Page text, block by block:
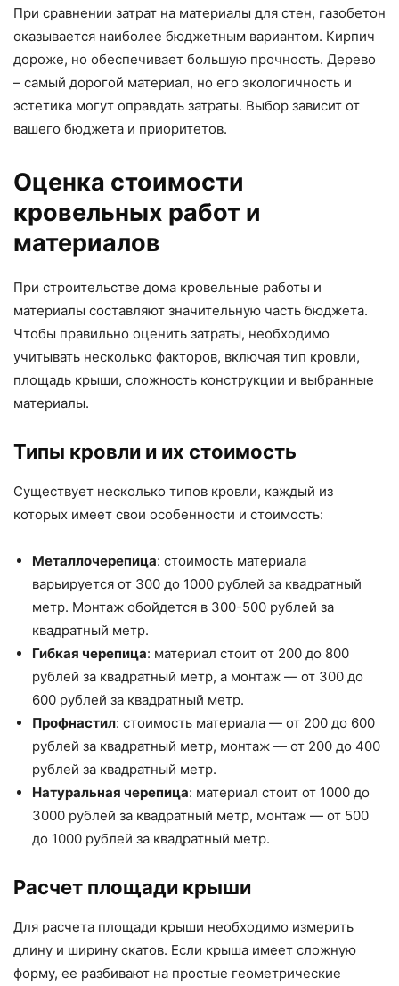
При сравнении затрат на материалы для стен, газобетон
оказывается наиболее бюджетным вариантом. Кирпич
дороже, но обеспечивает большую прочность. Дерево
– самый дорогой материал, но его экологичность и
эстетика могут оправдать затраты. Выбор зависит от
вашего бюджета и приоритетов.
Оценка стоимости
кровельных работ и
материалов
При строительстве дома кровельные работы и
материалы составляют значительную часть бюджета.
Чтобы правильно оценить затраты, необходимо
учитывать несколько факторов, включая тип кровли,
площадь крыши, сложность конструкции и выбранные
материалы.
Типы кровли и их стоимость
Существует несколько типов кровли, каждый из
которых имеет свои особенности и стоимость:
Металлочерепица: стоимость материала
варьируется от 300 до 1000 рублей за квадратный
метр. Монтаж обойдется в 300-500 рублей за
квадратный метр.
Гибкая черепица: материал стоит от 200 до 800
рублей за квадратный метр, а монтаж — от 300 до
600 рублей за квадратный метр.
Профнастил: стоимость материала — от 200 до 600
рублей за квадратный метр, монтаж — от 200 до 400
рублей за квадратный метр.
Натуральная черепица: материал стоит от 1000 до
3000 рублей за квадратный метр, монтаж — от 500
до 1000 рублей за квадратный метр.
Расчет площади крыши
Для расчета площади крыши необходимо измерить
длину и ширину скатов. Если крыша имеет сложную
форму, ее разбивают на простые геометрические